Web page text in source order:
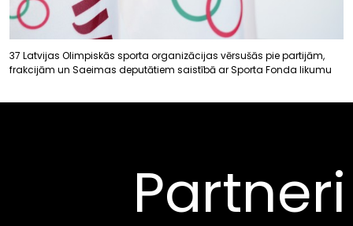
37 Latvijas Olimpiskās sporta organizācijas vērsušās pie partijām,
frakcijām un Saeimas deputātiem saistībā ar Sporta Fonda likumu
Partneri